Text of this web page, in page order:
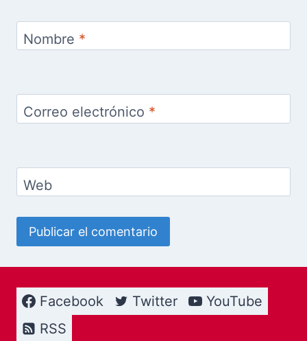
Nombre *
Correo electrónico *
Web
Facebook Twitter
YouTube
RSS